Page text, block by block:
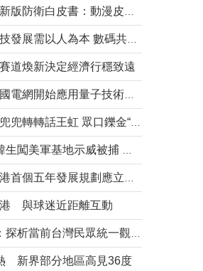
道煥新決定經濟行穩致遠
與球迷近距離互動
新界部分地區高見36度